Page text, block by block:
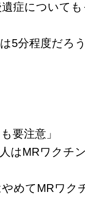
症について
5分程度だろ
要注意」
はMRワクチ
やめてMRワク